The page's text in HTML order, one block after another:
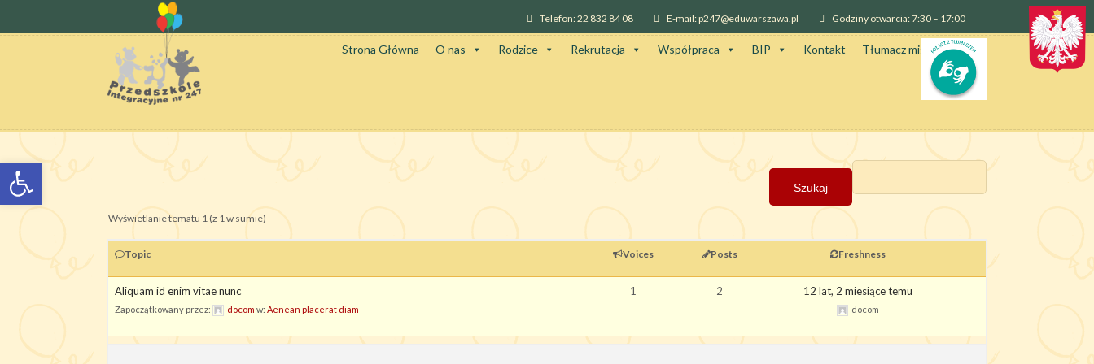
Otwórz pasek narzędzi
Telefon: 22 832 84 08 E-mail: p247@eduwarszawa.pl Godziny otwarcia: 7:30 – 17:00
Strona Główna O nas Rodzice Rekrutacja Współpraca BIP Kontakt Tłumacz migowy
Wyświetlanie tematu 1 (z 1 w sumie)
Topic Voices Posts Freshness
Aliquam id enim vitae nunc
Zapoczątkowany przez: docom w: Aenean placerat diam
1 2 12 lat, 2 miesiące temu
docom